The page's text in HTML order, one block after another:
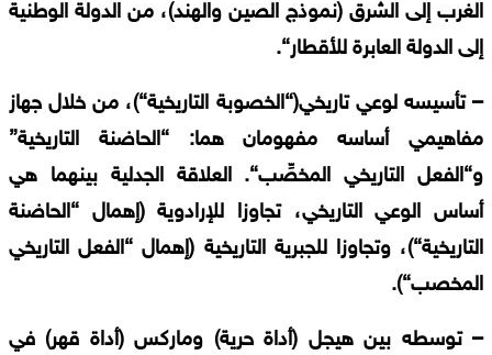
الغرب إلى الشرق (نموذج الصين والهند)، من الدولة الوطنية
إلى الدولة العابرة للأقطار“.
–تأسيسه لوعي تاريخي(“الخصوبة التاريخية“)، من خلال جهاز
مفاهيمي
أساسه مفهومان هما: “الحاضنة التاريخية”
و“الفعل التاريخي المخصِّب“.العلاقة الجدلية بينهما هي
أساس الوعي التاريخي، تجاوزا للإرادوية(إهمال “الحاضنة
التاريخية“)، وتجاوزا للجبرية التاريخية (إهمال“الفعل التاريخي
المخصب“).
–توسطه بين هيجل (أداة حرية) وماركس(أداة قهر) في